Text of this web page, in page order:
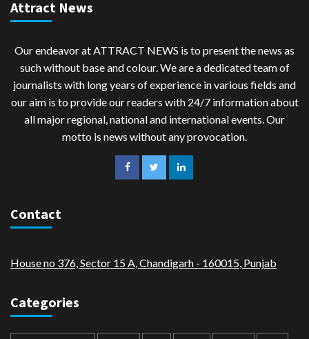
Attract News
Our endeavor at ATTRACT NEWS is to present the news as
such without base and colour. We are a dedicated team of
journalists with long years of experience in various fields and
our aim is to provide our readers with 24/7 information about
all major regional, national and international events. Our
motto is news without any provocation.
Contact
House no 376, Sector 15 A, Chandigarh - 160015 Punjab
Categories